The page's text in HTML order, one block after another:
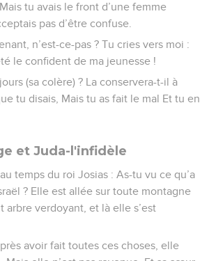
tu avais le front d’une femme
pas d’être confuse.
n’est-ce-pas ? Tu cries vers moi :
le confident de ma jeunesse !
(sa colère) ? La conservera-t-il à
tu disais, Mais tu as fait le mal Et tu en
et Juda-l'infidèle
temps du roi Josias : As-tu vu ce qu’a
? Elle est allée sur toute montagne
arbre verdoyant, et là elle s’est
avoir fait toutes ces choses, elle